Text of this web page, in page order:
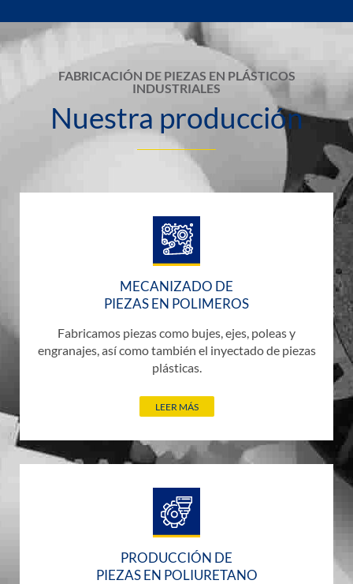
FABRICACIÓN DE PIEZAS EN PLÁSTICOS
INDUSTRIALES
Nuestra producción
MECANIZADO DE
PIEZAS EN POLIMEROS
Fabricamos piezas como bujes, ejes, poleas y
engranajes, así como también el inyectado de piezas
plásticas.
LEER MÁS
PRODUCCIÓN DE
PIEZAS EN POLIURETANO